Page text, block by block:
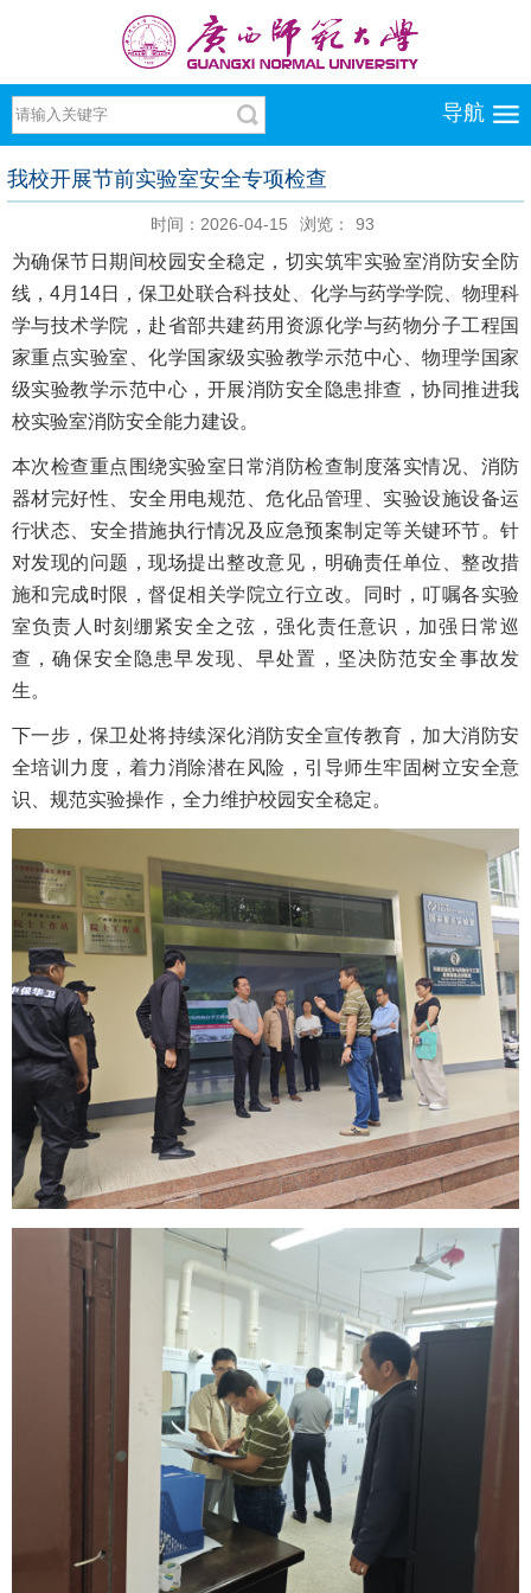
导航
我校开展节前实验室安全专项检查
时间：2026-04-15 浏览： 93
为确保节日期间校园安全稳定，切实筑牢实验室消防安全防
线，4月14日，保卫处联合科技处、化学与药学学院、物理科
学与技术学院，赴省部共建药用资源化学与药物分子工程国
家重点实验室、化学国家级实验教学示范中心、物理学国家
级实验教学示范中心，开展消防安全隐患排查，协同推进我
校实验室消防安全能力建设。
本次检查重点围绕实验室日常消防检查制度落实情况、消防
器材完好性、安全用电规范、危化品管理、实验设施设备运
行状态、安全措施执行情况及应急预案制定等关键环节。针
对发现的问题，现场提出整改意见，明确责任单位、整改措
施和完成时限，督促相关学院立行立改。同时，叮嘱各实验
室负责人时刻绷紧安全之弦，强化责任意识，加强日常巡
查，确保安全隐患早发现、早处置，坚决防范安全事故发
生。
下一步，保卫处将持续深化消防安全宣传教育，加大消防安
全培训力度，着力消除潜在风险，引导师生牢固树立安全意
识、规范实验操作，全力维护校园安全稳定。